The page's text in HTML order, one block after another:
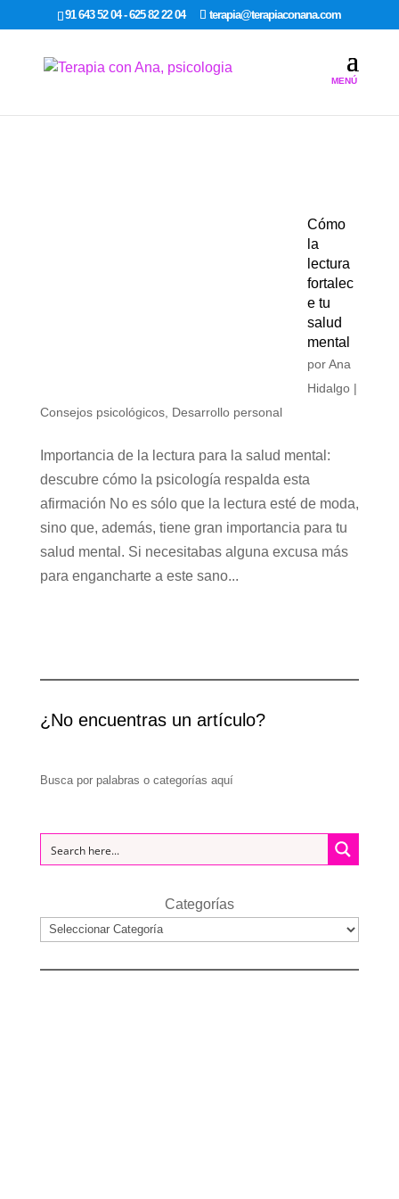
google-site-verification: google7dcda757e565a307.html
91 643 52 04 - 625 82 22 04 terapia@terapiaconana.com
Cómo
la
lectura
fortalec
e tu
salud
mental
porAna
Hidalgo|
Consejos psicológicos, Desarrollo personal
Importancia de la lectura para la salud mental:
descubre cómo la psicología respalda esta
afirmación No es sólo que la lectura esté de moda,
sino que, además, tiene gran importancia para tu
salud mental. Si necesitabas alguna excusa más
para engancharte a este sano...
¿No encuentras un artículo?
Busca por palabras o categorías aquí
Categorías